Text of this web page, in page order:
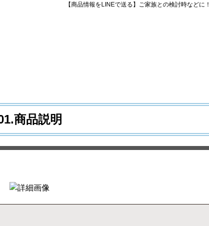
【商品情報をLINEで送る】ご家族との検討時などに！
商品説明